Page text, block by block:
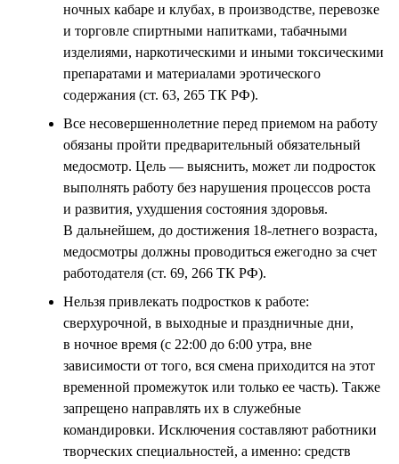
ночных кабаре и клубах, в производстве, перевозке
и торговле спиртными напитками, табачными
изделиями, наркотическими и иными токсическими
препаратами и материалами эротического
содержания (ст. 63, 265 ТК РФ).
Все несовершеннолетние перед приемом на работу
обязаны пройти предварительный обязательный
медосмотр. Цель — выяснить, может ли подросток
выполнять работу без нарушения процессов роста
и развития, ухудшения состояния здоровья.
В дальнейшем, до достижения 18-летнего возраста,
медосмотры должны проводиться ежегодно за счет
работодателя (ст. 69, 266 ТК РФ).
Нельзя привлекать подростков к работе:
сверхурочной, в выходные и праздничные дни,
в ночное время (с 22:00 до 6:00 утра, вне
зависимости от того, вся смена приходится на этот
временной промежуток или только ее часть). Также
запрещено направлять их в служебные
командировки. Исключения составляют работники
творческих специальностей, а именно: средств